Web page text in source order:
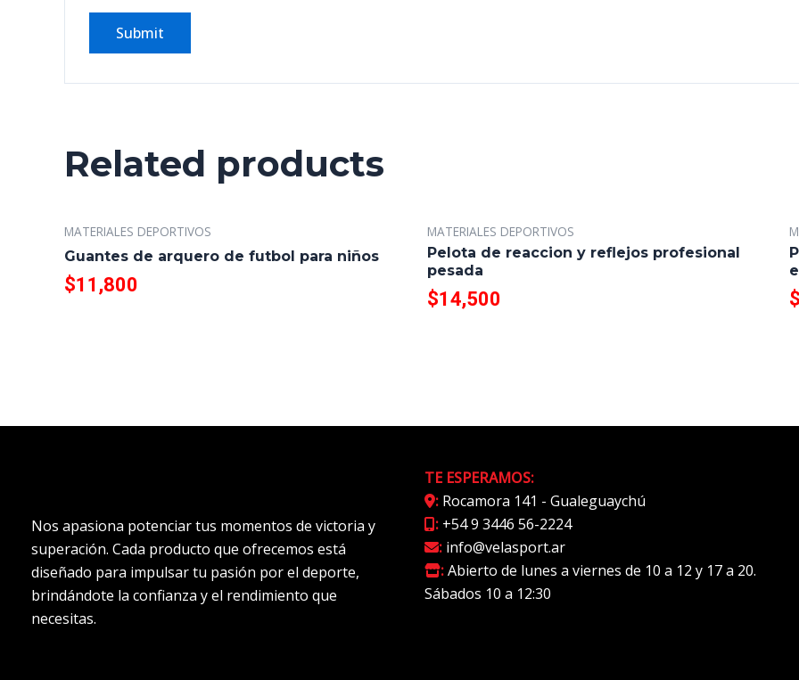
Related products
MATERIALES DEPORTIVOS
Guantes de arquero de futbol para niños
$11,800
MATERIALES DEPORTIVOS
Pelota de reaccion y reflejos profesional
pesada
$14,500
Nos apasiona potenciar tus momentos de victoria y
superación. Cada producto que ofrecemos está
diseñado para impulsar tu pasión por el deporte,
brindándote la confianza y el rendimiento que
necesitas.
TE ESPERAMOS:
: Rocamora 141 - Gualeguaychú
: +54 9 3446 56-2224
: info@velasport.ar
:Abierto de lunes a viernes de 10 a 12 y 17 a 20.
Sábados 10 a 12:30